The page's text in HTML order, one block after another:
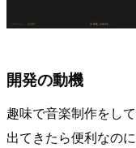
開発の動機
趣味で音楽制作をし
出てきたら便利なの